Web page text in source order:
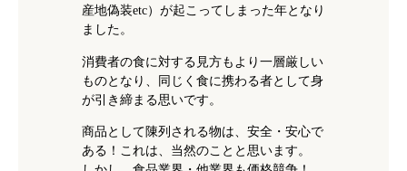
産地偽装etc）が起こってしまった年となり
ました。
消費者の食に対する見方もより一層厳しい
ものとなり、同じく食に携わる者として身
が引き締まる思いです。
商品として陳列される物は、安全・安心で
ある！これは、当然のことと思います。